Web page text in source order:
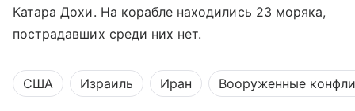
Катара Дохи. На корабле находились 23 моряка,
пострадавших среди них нет.
США Израиль Иран Вооруженные